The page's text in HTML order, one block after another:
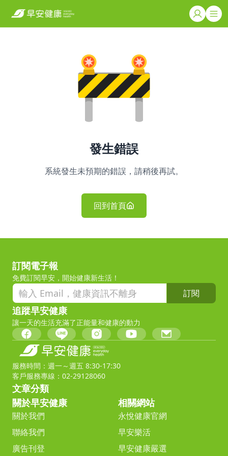
發生錯誤
系統發生未預期的錯誤，請稍後再試。
回到首頁
訂閱電子報
免費訂閱早安，開始健康新生活！
訂閱
追蹤早安健康
讓一天的生活充滿了正能量和健康的動力
服務時間：週一～週五 8:30-17:30
客戶服務專線：02-29128060
文章分類
關於早安健康
關於我們
聯絡我們
廣告刊登
相關網站
永悅健康官網
早安樂活
早安健康嚴選